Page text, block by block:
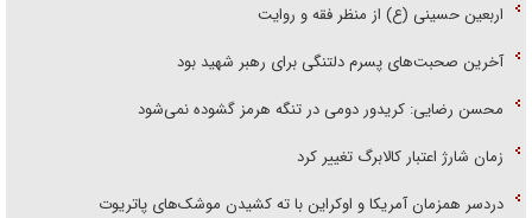
اربعین حسینی (ع) از منظر فقه و روایت
آخرین صحبت‌های پسرم دلتنگی برای رهبر شهید بود
محسن رضایی: کریدور دومی در تنگه هرمز گشوده نمی‌شود
زمان شارژ اعتبار کالابرگ تغییر کرد
دردسر همزمان آمریکا و اوکراین با ته کشیدن موشک‌های پاتریوت